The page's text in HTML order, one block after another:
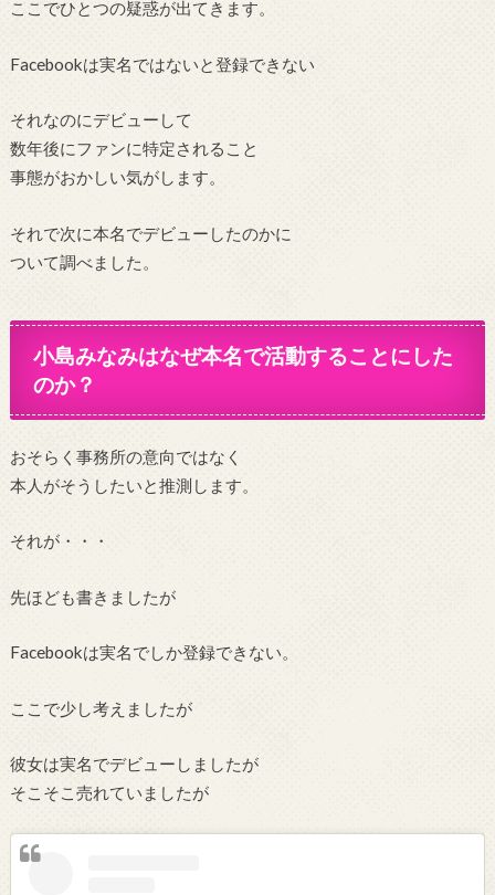
ここでひとつの疑惑が出てきます。
Facebookは実名ではないと登録できない
それなのにデビューして
数年後にファンに特定されること
事態がおかしい気がします。
それで次に本名でデビューしたのかに
ついて調べました。
小島みなみはなぜ本名で活動することにした
のか？
おそらく事務所の意向ではなく
本人がそうしたいと推測します。
それが・・・
先ほども書きましたが
Facebookは実名でしか登録できない。
ここで少し考えましたが
彼女は実名でデビューしましたが
そこそこ売れていましたが